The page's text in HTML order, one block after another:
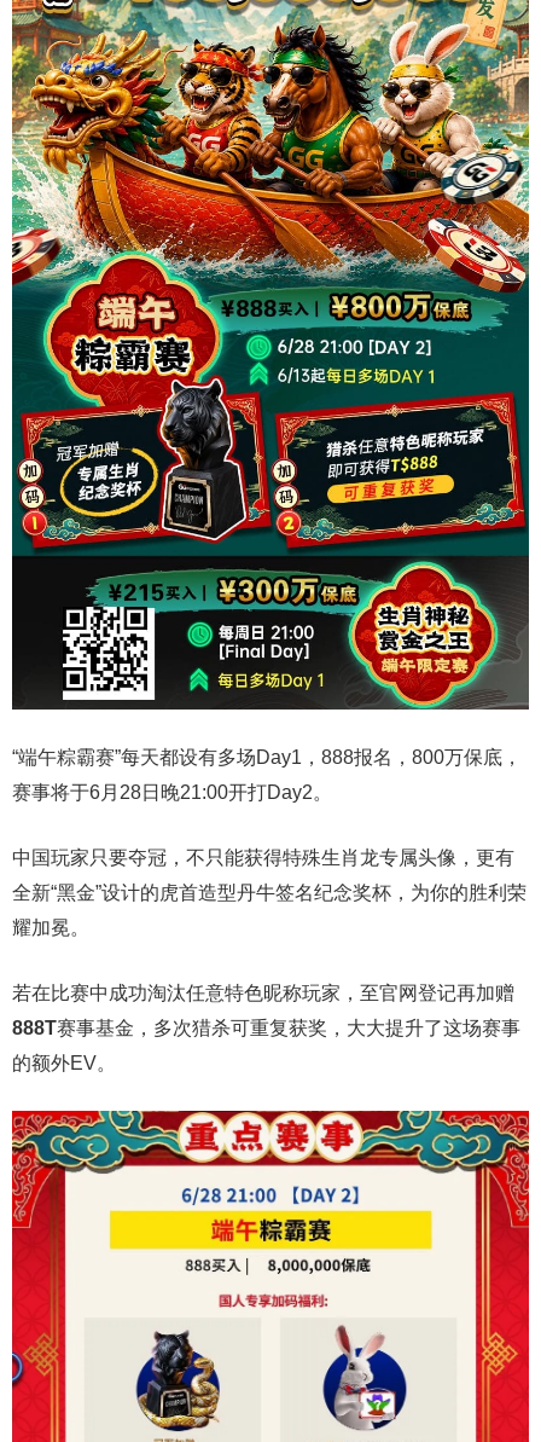
“端午粽霸赛”每天都设有多场Day1，888报名，800万保底，
赛事将于6月28日晚21:00开打Day2。
中国玩家只要夺冠，不只能获得特殊生肖龙专属头像，更有
全新“黑金”设计的虎首造型丹牛签名纪念奖杯，为你的胜利荣
耀加冕。
若在比赛中成功淘汰任意特色昵称玩家，至官网登记再加赠
888T赛事基金，多次猎杀可重复获奖，大大提升了这场赛事
的额外EV。